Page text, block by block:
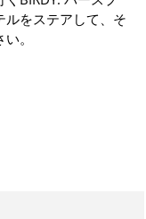
ルをステアして、そ
。